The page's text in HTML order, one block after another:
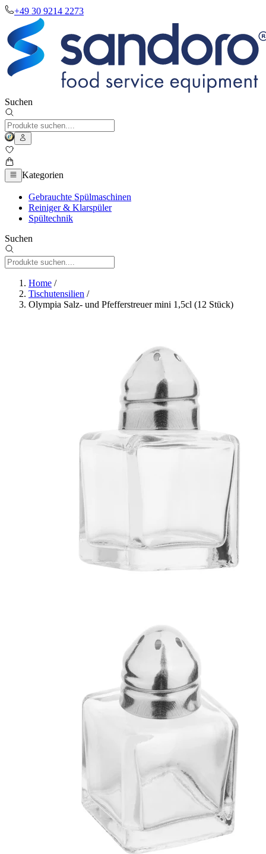
+49 30 9214 2273
Suchen
Kategorien
Gebrauchte Spülmaschinen
Reiniger & Klarspüler
Spültechnik
Suchen
Home /
Tischutensilien /
Olympia Salz- und Pfefferstreuer mini 1,5cl (12 Stück)